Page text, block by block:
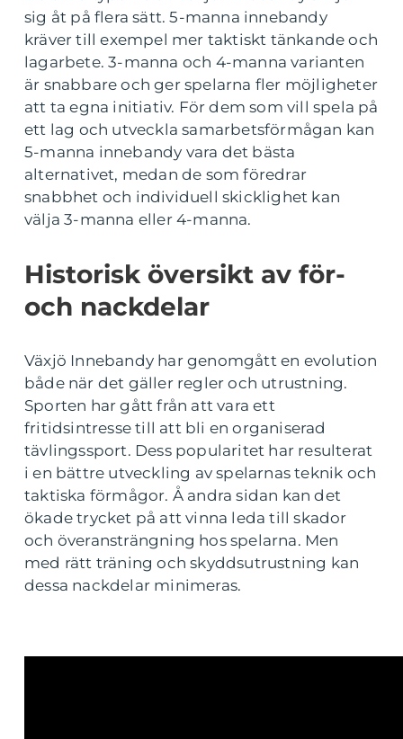
sig åt på flera sätt. 5-manna innebandy
kräver till exempel mer taktiskt tänkande och
lagarbete. 3-manna och 4-manna varianten
är snabbare och ger spelarna fler möjligheter
att ta egna initiativ. För dem som vill spela på
ett lag och utveckla samarbetsförmågan kan
5-manna innebandy vara det bästa
alternativet, medan de som föredrar
snabbhet och individuell skicklighet kan
välja 3-manna eller 4-manna.
Historisk översikt av för-
och nackdelar
Växjö Innebandy har genomgått en evolution
både när det gäller regler och utrustning.
Sporten har gått från att vara ett
fritidsintresse till att bli en organiserad
tävlingssport. Dess popularitet har resulterat
i en bättre utveckling av spelarnas teknik och
taktiska förmågor. Å andra sidan kan det
ökade trycket på att vinna leda till skador
och överansträngning hos spelarna. Men
med rätt träning och skyddsutrustning kan
dessa nackdelar minimeras.